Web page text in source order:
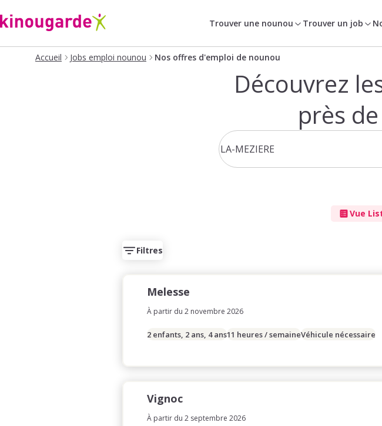
Trouver une nounou Trouver un job
Accueil Jobs emploi nounou Nos offres d'emploi de nounou
Découvrez
près
Vue
Filtres
Melesse
À partir du 2 novembre 2026
2 enfants, 2 ans, 4 ans11 heures / semaineVéhicule nécessaire
Vignoc
À partir du 2 septembre 2026